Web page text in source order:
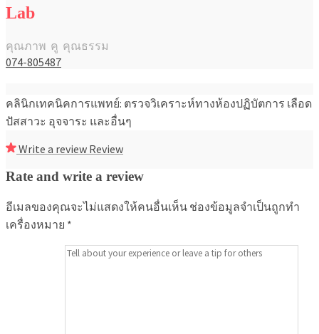
Lab
คุณภาพ คู คุณธรรม
074-805487
คลินิกเทคนิคการแพทย์: ตรวจวิเคราะห์ทางห้องปฏิบัตการ เลือด
ปัสสาวะ อุจจาระ และอื่นๆ
Write a review Review
Rate and write a review
อีเมลของคุณจะไม่แสดงให้คนอื่นเห็น ช่องข้อมูลจำเป็นถูกทำ
เครื่องหมาย *